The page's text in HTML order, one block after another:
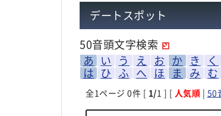
デートスポット
50音頭文字検索
あ い う え お か き く
は ひ ふ へ ほ ま み む
全1 ページ 0件 [ 1/1 ] [ 人気順 | 50